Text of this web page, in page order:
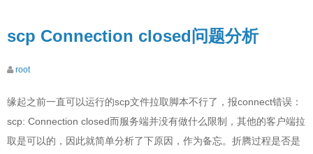
scp Connection closed问题分析
root
缘起之前一直可以运行的scp文件拉取脚本不行了，报connect错误：
scp: Connection closed而服务端并没有做什么限制，其他的客户端拉
取是可以的，因此就简单分析了下原因，作为备忘。折腾过程是否是